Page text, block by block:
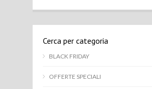
Cerca per categoria
BLACK FRIDAY
OFFERTE SPECIALI